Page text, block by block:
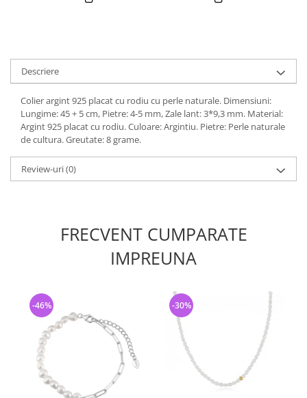
Descriere
Colier argint 925 placat cu rodiu cu perle naturale. Dimensiuni:
Lungime: 45 + 5 cm, Pietre: 4-5 mm, Zale lant: 3*9,3 mm. Material:
Argint 925 placat cu rodiu. Culoare: Argintiu. Pietre: Perle naturale
de cultura. Greutate: 8 grame.
Review-uri(0)
FRECVENT CUMPARATE
IMPREUNA
-46% -30%